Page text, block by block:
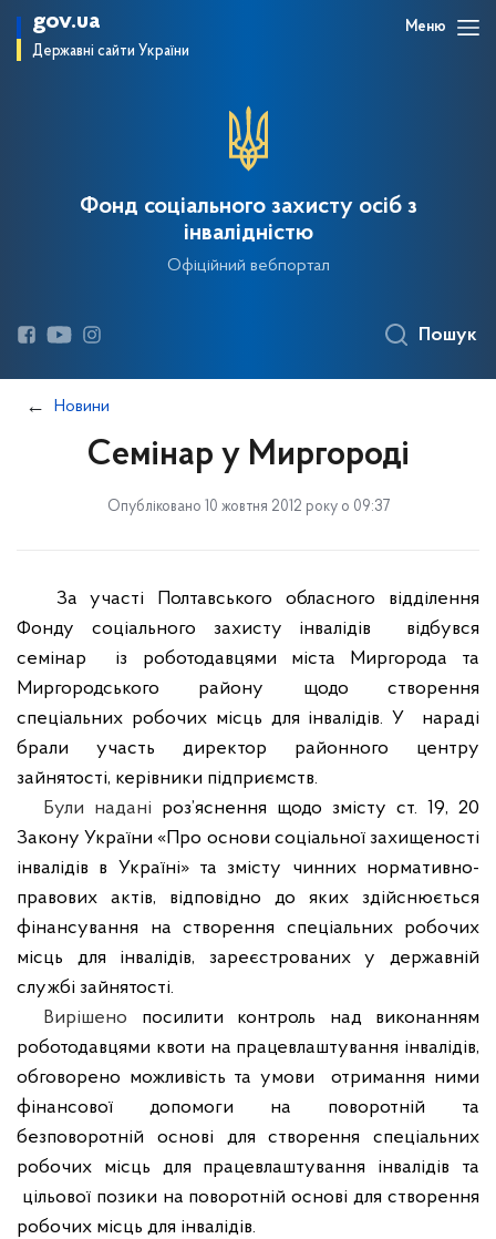
gov.ua
Державні сайти України
Меню
Фонд соціального захисту осіб з
інвалідністю
Офіційний вебпортал
Пошук
Новини
Семінар у Миргороді
Опубліковано 10 жовтня 2012 року о 09:37
За участі Полтавського обласного відділення
Фонду соціального захисту інвалідів
відбувся
семінар
із роботодавцями міста Миргорода та
Миргородського району щодо створення
спеціальних робочих місць для інвалідів. У
нараді
брали участь директор районного центру
зайнятості, керівники підприємств.
Були надані роз’яснення щодо змісту ст. 19, 20
Закону України «Про основи соціальної захищеності
інвалідів в Україні» та змісту чинних нормативно-
правових актів, відповідно до яких здійснюється
фінансування на створення спеціальних робочих
місць для інвалідів, зареєстрованих у державній
службі зайнятості.
Вирішено посилити контроль над виконанням
роботодавцями квоти на працевлаштування інвалідів,
обговорено можливість та умови
отримання ними
фінансової допомоги на поворотній та
безповоротній основі для створення спеціальних
робочих місць для працевлаштування інвалідів та
цільової позики на поворотній основі для створення
робочих місць для інвалідів.